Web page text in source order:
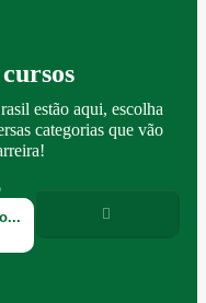
estão aqui, escolha
categorias que vão